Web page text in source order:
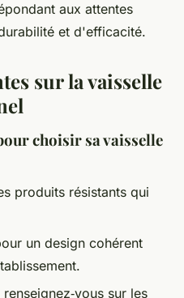
aux attentes
et d'efficacité.
sur la vaisselle
choisir sa vaisselle
produits résistants qui
un design cohérent
renseignez‑vous sur les